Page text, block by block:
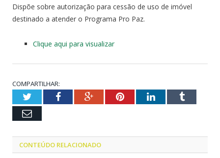
Dispõe sobre autorização para cessão de uso de imóvel
destinado a atender o Programa Pro Paz.
Clique aqui para visualizar
COMPARTILHAR:
TwitterFacebookGoogle+PinterestLinkedInTumblr
Email
CONTEÚDO RELACIONADO